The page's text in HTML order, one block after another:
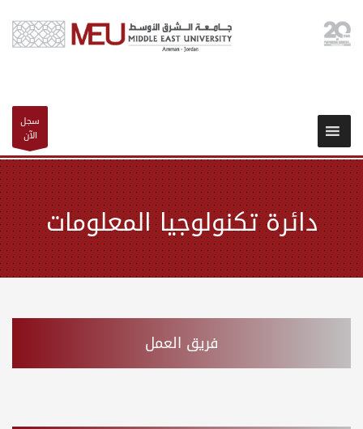
سجل
الآن
دائرة تكنولوجيا المعلومات
فريق العمل